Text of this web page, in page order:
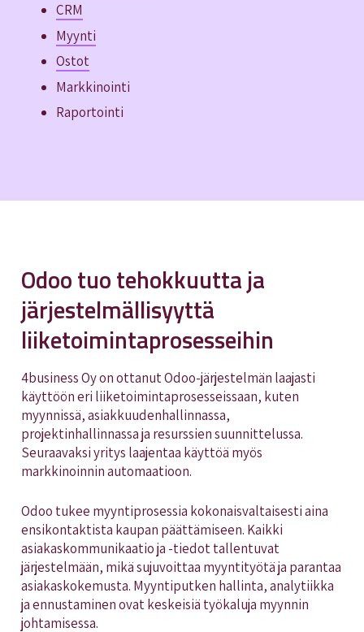
CRM
Myynti
Ostot
Markkinointi
Raportointi
Odoo tuo tehokkuutta ja
järjestelmällisyyttä
liiketoimintaprosesseihin
4business Oy on ottanut Odoo-järjestelmän laajasti
käyttöön eri liiketoimintaprosesseissaan, kuten
myynnissä, asiakkuudenhallinnassa,
projektinhallinnassa ja resurssien suunnittelussa.
Seuraavaksi yritys laajentaa käyttöä myös
markkinoinnin automaatioon.
Odoo tukee myyntiprosessia kokonaisvaltaisesti aina
ensikontaktista kaupan päättämiseen. Kaikki
asiakaskommunikaatio ja -tiedot tallentuvat
järjestelmään, mikä sujuvoittaa myyntityötä ja parantaa
asiakaskokemusta. Myyntiputken hallinta, analytiikka
ja ennustaminen ovat keskeisiä työkaluja myynnin
johtamisessa.